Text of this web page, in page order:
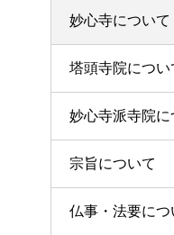
妙心寺について
塔頭寺院につい
妙心寺派寺院に
宗旨について
仏事・法要につ